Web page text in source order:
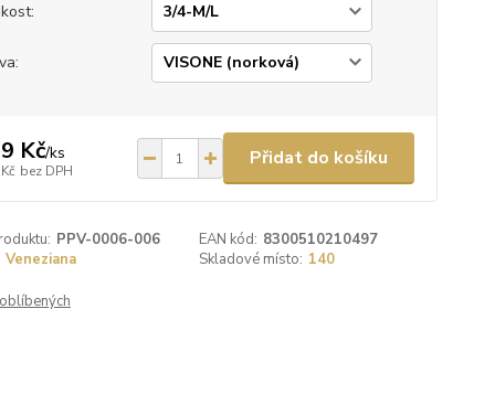
Kč/ks
bez DPH
Přidat do košíku
PPV-0006-006 EAN kód: 8300510210497
Veneziana Skladové místo: 140